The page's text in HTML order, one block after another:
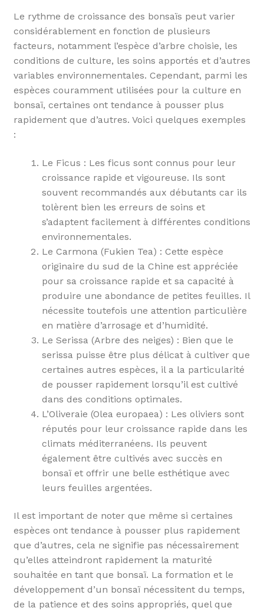
Le rythme de croissance des bonsaïs peut varier
considérablement en fonction de plusieurs
facteurs, notamment l’espèce d’arbre choisie, les
conditions de culture, les soins apportés et d’autres
variables environnementales. Cependant, parmi les
espèces couramment utilisées pour la culture en
bonsaï, certaines ont tendance à pousser plus
rapidement que d’autres. Voici quelques exemples
:
Le Ficus : Les ficus sont connus pour leur
croissance rapide et vigoureuse. Ils sont
souvent recommandés aux débutants car ils
tolèrent bien les erreurs de soins et
s’adaptent facilement à différentes conditions
environnementales.
Le Carmona (Fukien Tea) : Cette espèce
originaire du sud de la Chine est appréciée
pour sa croissance rapide et sa capacité à
produire une abondance de petites feuilles. Il
nécessite toutefois une attention particulière
en matière d’arrosage et d’humidité.
Le Serissa (Arbre des neiges) : Bien que le
serissa puisse être plus délicat à cultiver que
certaines autres espèces, il a la particularité
de pousser rapidement lorsqu’il est cultivé
dans des conditions optimales.
L’Oliveraie (Olea europaea) : Les oliviers sont
réputés pour leur croissance rapide dans les
climats méditerranéens. Ils peuvent
également être cultivés avec succès en
bonsaï et offrir une belle esthétique avec
leurs feuilles argentées.
Il est important de noter que même si certaines
espèces ont tendance à pousser plus rapidement
que d’autres, cela ne signifie pas nécessairement
qu’elles atteindront rapidement la maturité
souhaitée en tant que bonsaï. La formation et le
développement d’un bonsaï nécessitent du temps,
de la patience et des soins appropriés, quel que